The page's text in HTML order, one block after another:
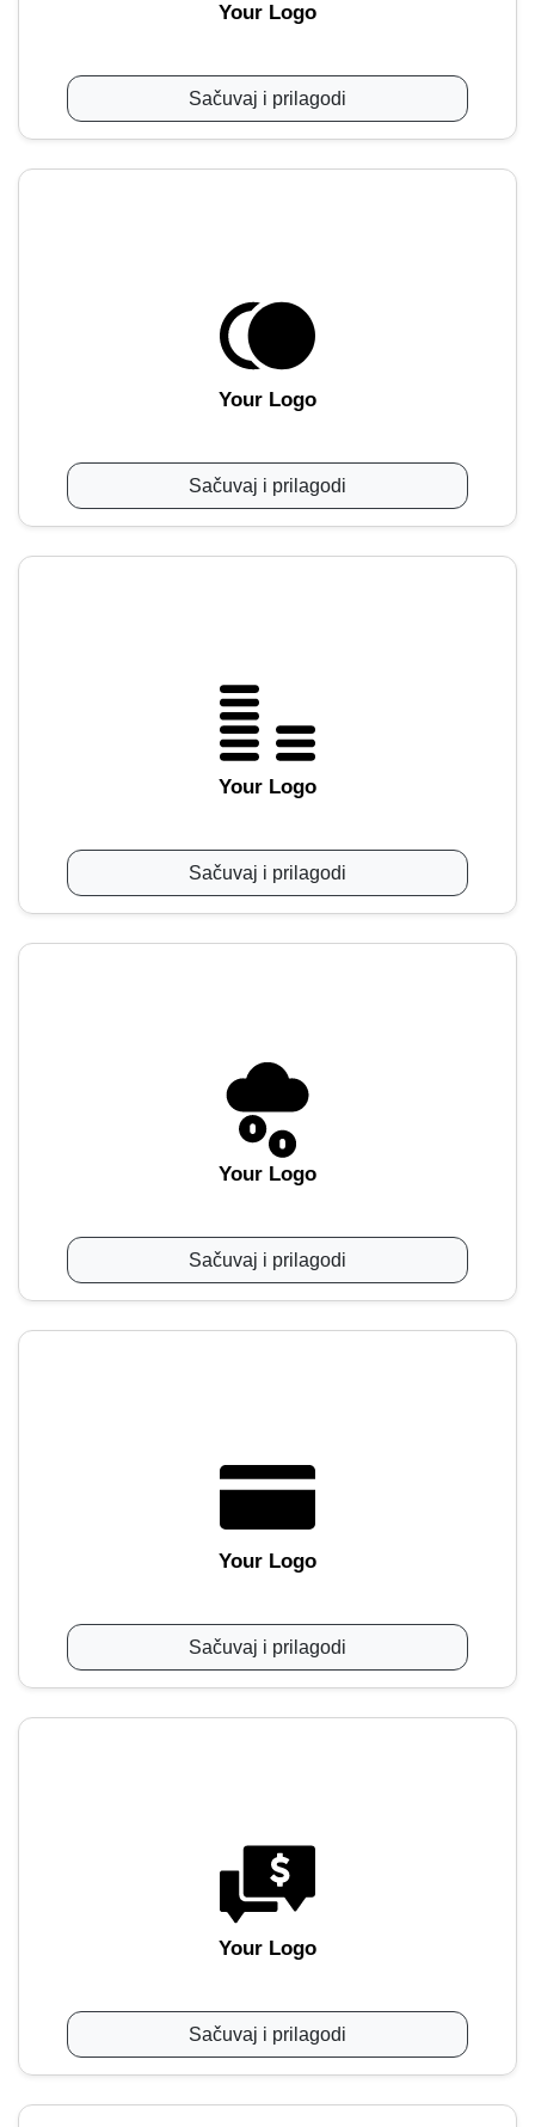
Your Logo
Sačuvaj i prilagodi
Your Logo
Sačuvaj i prilagodi
Your Logo
Sačuvaj i prilagodi
Your Logo
Sačuvaj i prilagodi
Your Logo
Sačuvaj i prilagodi
Your Logo
Sačuvaj i prilagodi